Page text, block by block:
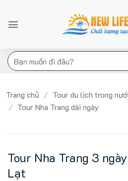
nội
Tìm
kiếm:
Trang chủ / Tour du lịch trong
/ Tour Nha Trang dài ngày
Tour Nha Trang 3
Lạt